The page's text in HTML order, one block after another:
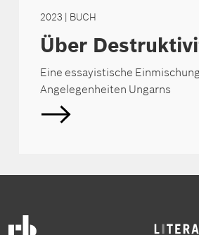
2023 | BUCH
Über
Eine essayistische
Angelegenheiten Ungarns